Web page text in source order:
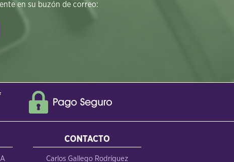
en su buzón de correo:
CONTACTO
Carlos Gallego Rodríguez